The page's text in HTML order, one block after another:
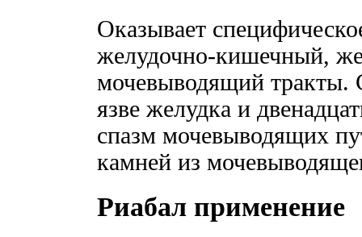
Оказывает
желудочно-кишечный,
мочевыводящий тракты.
язве желудка и
спазм мочевыводящих
камней из
Риабал применение